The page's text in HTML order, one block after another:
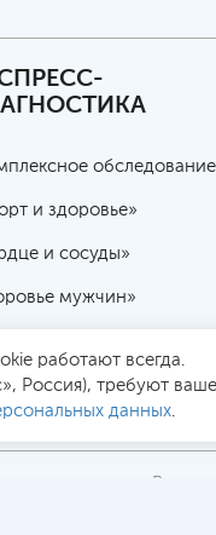
и здоровье»
и сосуды»
мужчин»
вес»
Все
работают всегда.
Россия), требуют
данных.